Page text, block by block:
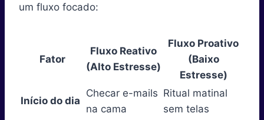
um fluxo focado:
Fator
Fluxo Reativo
(Alto Estresse)
Fluxo Proativo
(Baixo
Estresse)
Início do dia
Checar e-mails
na cama
Ritual matinal
sem telas